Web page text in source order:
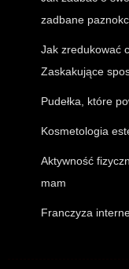
zadbane
Jak zredukować
Zaskakujące
Pudełka, które
Kosmetologia
Aktywność
mam
Franczyza